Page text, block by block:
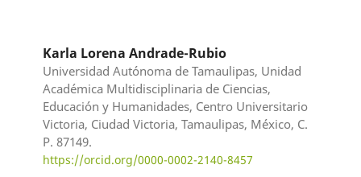
Karla Lorena Andrade-Rubio
Universidad Autónoma de Tamaulipas, Unidad
Académica Multidisciplinaria de Ciencias,
Educación y Humanidades, Centro Universitario
Victoria, Ciudad Victoria, Tamaulipas, México, C.
P. 87149.
https://orcid.org/0000-0002-2140-8457